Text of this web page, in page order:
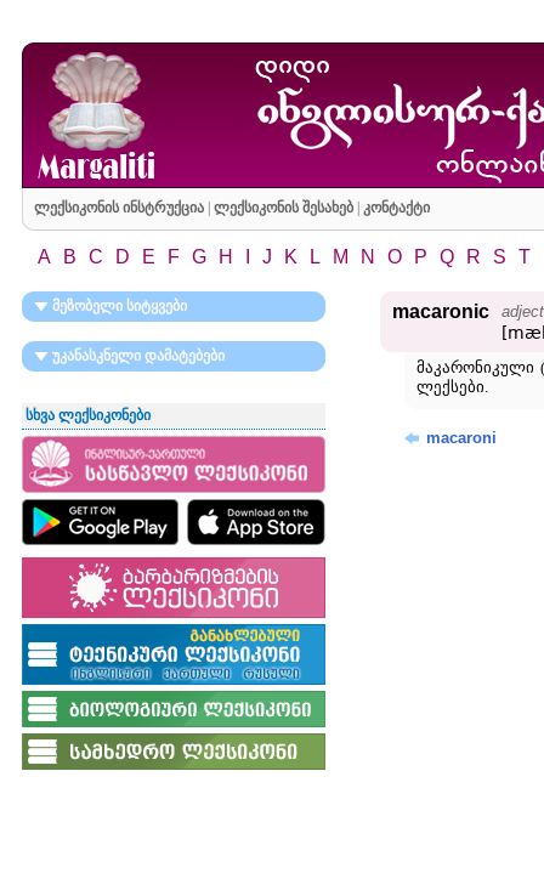
ლექსიკონის ინსტრუქცია| ლექსიკონის შესახებ| კონტაქტი
A B C D E F G H J K L M N O P Q R S T
მეზობელი სიტყვები
უკანასკნელი დამატებები
სხვა ლექსიკონები
macaronic
მაკარონიკული
ლექსები.
macaroni